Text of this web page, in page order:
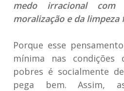
medo irracional
moralização e da
Porque esse
mínima nas
pobres é socialmente
pega bem. Assim,